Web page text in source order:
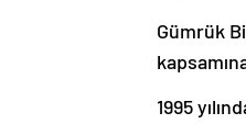
Gümrük
1995